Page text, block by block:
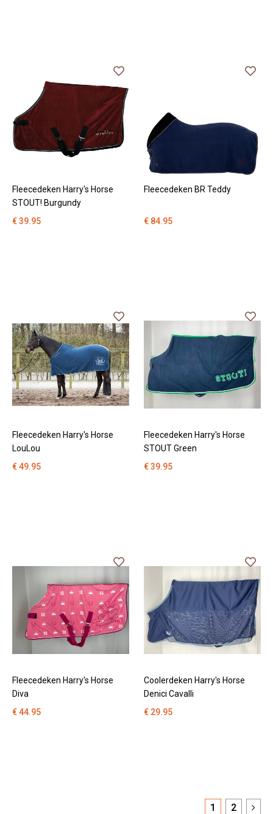
Fleecedeken Harry's Horse
STOUT! Burgundy
€ 39.95
Fleecedeken BR Teddy
€ 84.95
Fleecedeken Harry's Horse
LouLou
€ 49.95
Fleecedeken Harry's Horse
STOUT Green
€ 39.95
Fleecedeken Harry's Horse
Diva
€ 44.95
Coolerdeken Harry's Horse
Denici Cavalli
€ 29.95
1 2